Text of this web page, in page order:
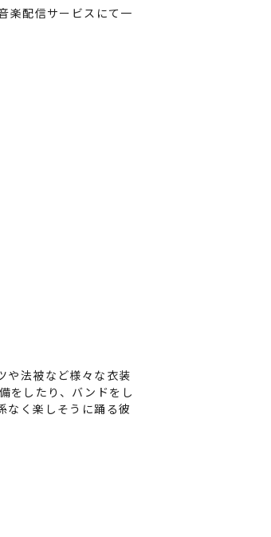
楽配信サービスにて一
や法被など様々な衣装
をしたり、バンドをし
なく楽しそうに踊る彼